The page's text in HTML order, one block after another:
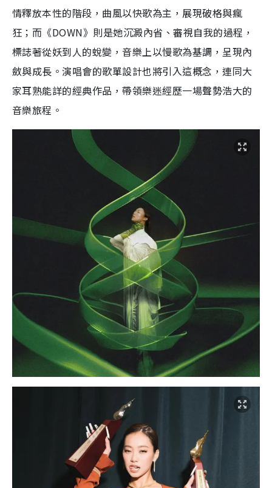
情釋放本性的階段，曲風以快歌為主，展現破格與瘋
狂；而《DOWN》則是她沉澱內省、審視自我的過程，
標誌著從妖到人的蛻變，音樂上以慢歌為基調，呈現內
斂與成長。演唱會的歌單設計也將引入這概念，連同大
家耳熟能詳的經典作品，帶領樂迷經歷一場聲勢浩大的
音樂旅程。